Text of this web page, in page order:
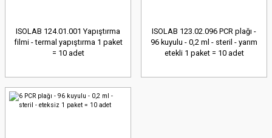
ISOLAB 124.01.001 Yapıştırma
filmi - termal yapıştırma 1 paket
= 10 adet
ISOLAB 123.02.096 PCR plağı -
96 kuyulu - 0,2 ml - steril - yarım
etekli 1 paket = 10 adet